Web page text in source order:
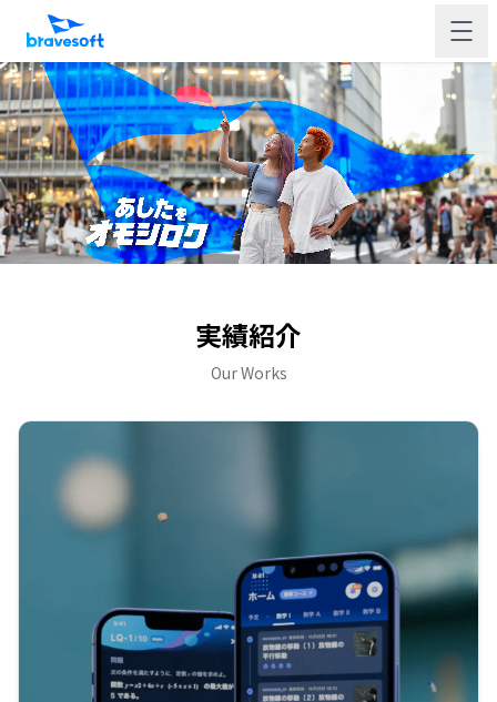
実績紹介
Our Works